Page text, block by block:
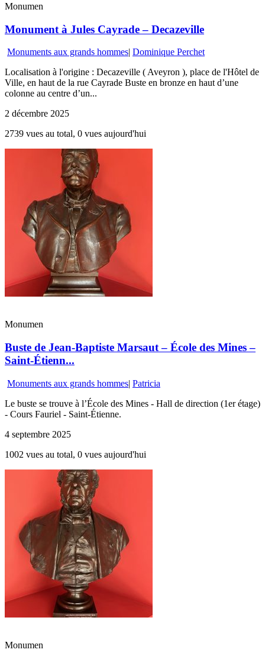
Monumen
Monument à Jules Cayrade – Decazeville
Monuments aux grands hommes| Dominique Perchet
Localisation à l'origine : Decazeville ( Aveyron ), place de l'Hôtel de
Ville, en haut de la rue Cayrade Buste en bronze en haut d’une
colonne au centre d’un...
2 décembre 2025
2739 vues au total, 0 vues aujourd'hui
Monumen
Buste de Jean-Baptiste Marsaut – École des Mines –
Saint-Étienn...
Monuments aux grands hommes| Patricia
Le buste se trouve à l’École des Mines - Hall de direction (1er étage)
- Cours Fauriel - Saint-Étienne.
4 septembre 2025
1002 vues au total, 0 vues aujourd'hui
Monumen